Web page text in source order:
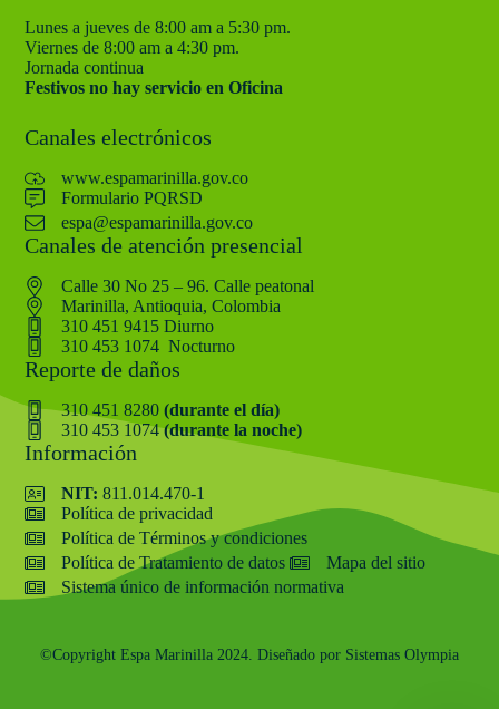
Canales electrónicos
www.espamarinilla.gov.co
Formulario PQRSD
espa@espamarinilla.gov.co
Canales de atención presencial
Calle 30 No 25 – 96. Calle peatonal
Marinilla, Antioquia, Colombia
310 451 9415 Diurno
310 453 1074 Nocturno
Lunes a jueves de 8:00 am a 5:30 pm.
Viernes de 8:00 am a 4:30 pm.
Jornada continua
Festivos no hay servicio en Oficina
Reporte de daños
310 451 8280(durante el día)
310 453 1074(durante la noche)
Información
NIT:811.014.470-1
Política de privacidad
Política de Términos y condiciones
Política de Tratamiento de datos
Mapa del sitio
Sistema único de información normativa
©Copyright Espa Marinilla 2024. Diseñado por Sistemas Olympia